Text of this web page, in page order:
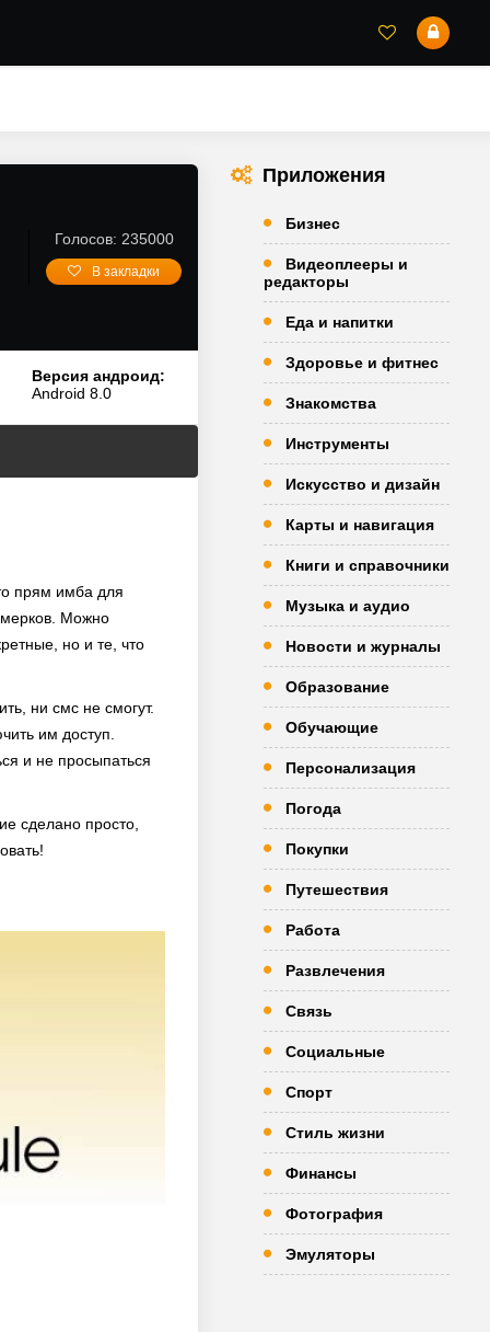
Голосов: 235000
В закладки
Версия андроид:
Android 8.0
прям имба для
Можно
но и те, что
ни смс не смогут.
им доступ.
и не просыпаться
сделано просто,
Приложения
Бизнес
Видеоплееры и
редакторы
Еда и напитки
Здоровье и фитнес
Знакомства
Инструменты
Искусство и дизайн
Карты и навигация
Книги и справочники
Музыка и аудио
Новости и журналы
Образование
Обучающие
Персонализация
Погода
Покупки
Путешествия
Работа
Развлечения
Связь
Социальные
Спорт
Стиль жизни
Финансы
Фотография
Эмуляторы